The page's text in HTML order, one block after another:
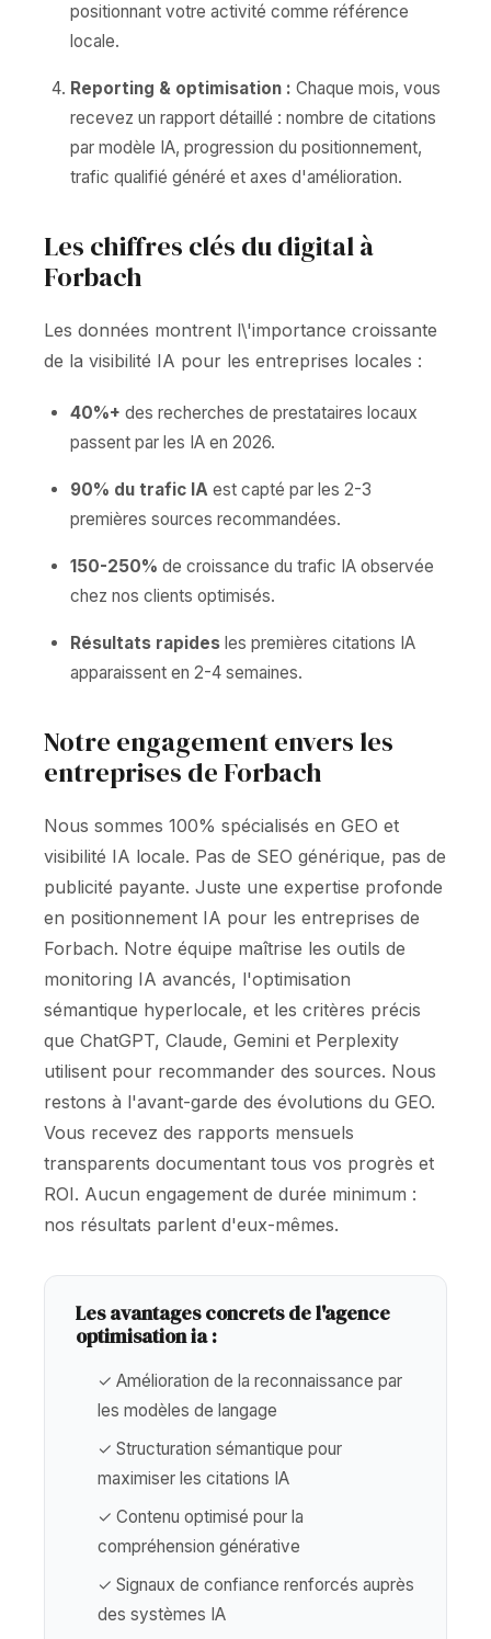
positionnant votre activité comme référence
locale.
Reporting & optimisation : Chaque mois, vous
recevez un rapport détaillé : nombre de citations
par modèle IA, progression du positionnement,
trafic qualifié généré et axes d'amélioration.
Les chiffres clés du digital à
Forbach
Les données montrent l\'importance croissante
de la visibilité IA pour les entreprises locales :
40%+ des recherches de prestataires locaux
passent par les IA en 2026.
90% du trafic IA est capté par les 2-3
premières sources recommandées.
150-250% de croissance du trafic IA observée
chez nos clients optimisés.
Résultats rapides les premières citations IA
apparaissent en 2-4 semaines.
Notre engagement envers les
entreprises de Forbach
Nous sommes 100% spécialisés en GEO et
visibilité IA locale. Pas de SEO générique, pas de
publicité payante. Juste une expertise profonde
en positionnement IA pour les entreprises de
Forbach. Notre équipe maîtrise les outils de
monitoring IA avancés, l'optimisation
sémantique hyperlocale, et les critères précis
que ChatGPT, Claude, Gemini et Perplexity
utilisent pour recommander des sources. Nous
restons à l'avant-garde des évolutions du GEO.
Vous recevez des rapports mensuels
transparents documentant tous vos progrès et
ROI. Aucun engagement de durée minimum :
nos résultats parlent d'eux-mêmes.
Les avantages concrets de l'agence
optimisation ia :
✓ Amélioration de la reconnaissance par
les modèles de langage
✓ Structuration sémantique pour
maximiser les citations IA
✓ Contenu optimisé pour la
compréhension générative
✓ Signaux de confiance renforcés auprès
des systèmes IA